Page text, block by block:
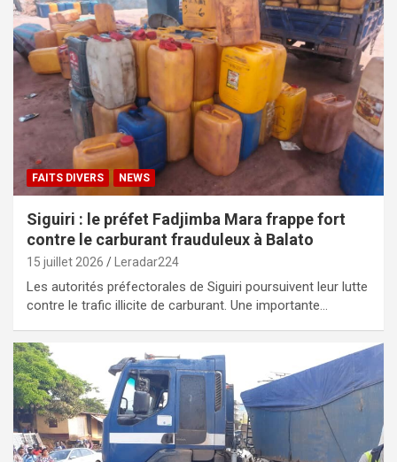
FAITS DIVERS NEWS
Siguiri : le préfet Fadjimba Mara frappe fort
contre le carburant frauduleux à Balato
15 juillet 2026 Leradar224
Les autorités préfectorales de Siguiri poursuivent leur lutte
contre le trafic illicite de carburant. Une importante…